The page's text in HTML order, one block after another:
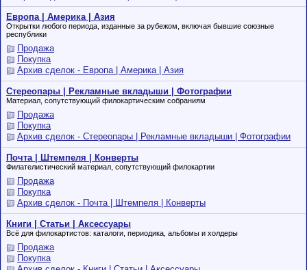
Европа | Америка | Азия
Открытки любого периода, изданные за рубежом, включая бывшие союзные
республики
Продажа
Покупка
Архив сделок - Европа | Америка | Азия
Стереопары | Рекламные вкладыши | Фотографии
Материал, сопутствующий филокартическим собраниям
Продажа
Покупка
Архив сделок - Стереопары | Рекламные вкладыши | Фотографии
Почта | Штемпеля | Конверты
Филателистический материал, сопутствующий филокартии
Продажа
Покупка
Архив сделок - Почта | Штемпеля | Конверты
Книги | Статьи | Аксессуары
Всё для филокартистов: каталоги, периодика, альбомы и холдеры
Продажа
Покупка